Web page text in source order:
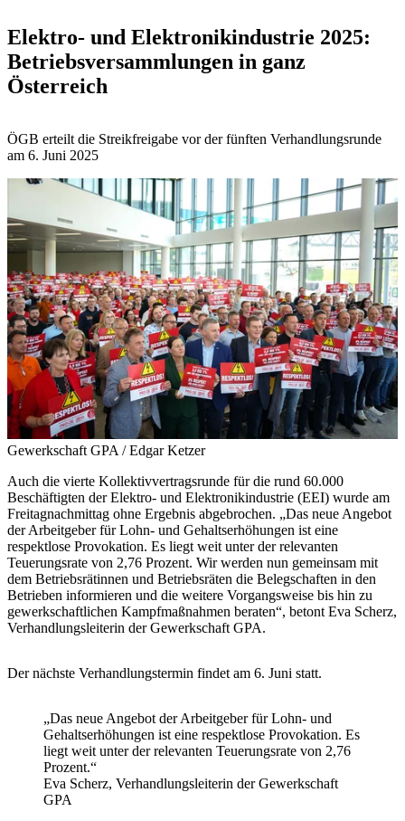
Elektro- und Elektronikindustrie 2025:
Betriebsversammlungen in ganz
Österreich
ÖGB erteilt die Streikfreigabe vor der fünften Verhandlungsrunde
am 6. Juni 2025
Gewerkschaft GPA / Edgar Ketzer
Auch die vierte Kollektivvertragsrunde für die rund 60.000
Beschäftigten der Elektro- und Elektronikindustrie (EEI) wurde am
Freitagnachmittag ohne Ergebnis abgebrochen. „Das neue Angebot
der Arbeitgeber für Lohn- und Gehaltserhöhungen ist eine
respektlose Provokation. Es liegt weit unter der relevanten
Teuerungsrate von 2,76 Prozent. Wir werden nun gemeinsam mit
dem Betriebsrätinnen und Betriebsräten die Belegschaften in den
Betrieben informieren und die weitere Vorgangsweise bis hin zu
gewerkschaftlichen Kampfmaßnahmen beraten“, betont Eva Scherz,
Verhandlungsleiterin der Gewerkschaft GPA.
Der nächste Verhandlungstermin findet am 6. Juni statt.
„Das neue Angebot der Arbeitgeber für Lohn- und
Gehaltserhöhungen ist eine respektlose Provokation. Es
liegt weit unter der relevanten Teuerungsrate von 2,76
Prozent.“
Eva Scherz, Verhandlungsleiterin der Gewerkschaft
GPA